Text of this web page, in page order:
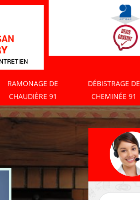
RAMONAGE DE
CHAUDIÈRE 91
DÉBISTRAGE DE
CHEMINÉE 91